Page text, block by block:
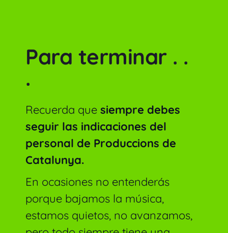
Para terminar . .
.
Recuerda que siempre debes
seguir las indicaciones del
personal de Produccions de
Catalunya.
En ocasiones no entenderás
porque bajamos la música,
estamos quietos, no avanzamos,